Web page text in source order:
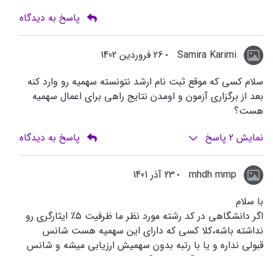
پاسخ به دیدگاه
Samira Karimi
26 فروردین 1402
سلام کسی که موقع ثبت نام ارشد نتونسته سهمیه رو وارد کنه
بعد از برگزاری آزمون و اومدن نتایج راهی برای اعمال سهمیه
هست؟
نمایش 2 پاسخ پاسخ به دیدگاه
mhdh mmp
23 آذر 1401
با سلام
اگر دانشگاهی در کد رشته مورد نظر ما ظرفیت ۵٪ ایثارگری رو
نداشته باشه،کلا کسی که دارای این سهمیه هست شانس
قبولی نداره و یا با رتبه بدون سهمیش ارزیابی میشه و شانس